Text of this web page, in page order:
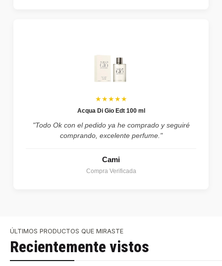
★★★★★
Acqua Di Gio Edt 100 ml
"Todo Ok con el pedido ya he comprado y seguiré
comprando, excelente perfume."
Cami
Compra Verificada
ÚLTIMOS PRODUCTOS QUE MIRASTE
Recientemente vistos